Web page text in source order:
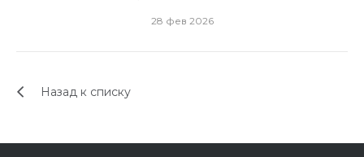
28 фев 2026
Назад к списку